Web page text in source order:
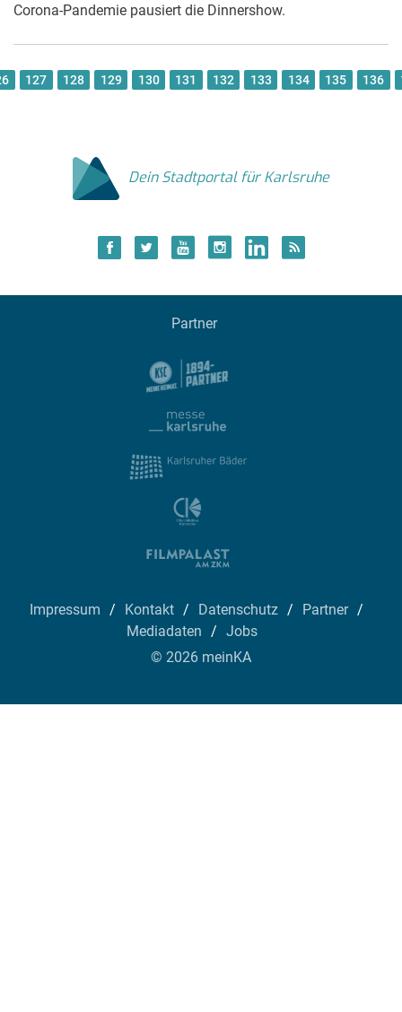
Corona-Pandemie pausiert die Dinnershow.
127 128 129 130 131 132 133 134 135 136
Dein Stadtportal für Karlsruhe
Partner
Impressum Kontakt Datenschutz
Partner
Mediadaten
Jobs
© 2026 meinKA